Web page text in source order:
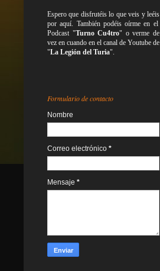
Espero que disfrutéis lo queveis yleéis
por aquí. También podéis oírme en el
Podcast "Turno Cu4tro" o verme de
vez en cuando en el canal de Youtube de
"La Legión del Turia".
Formulario de contacto
Nombre
Correo electrónico *
Mensaje *